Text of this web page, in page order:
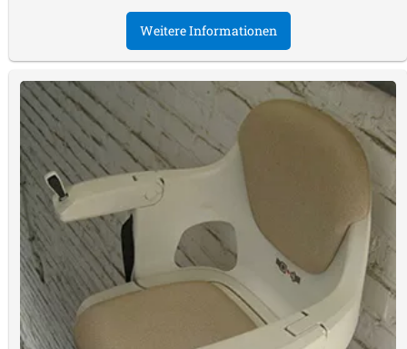
Weitere Informationen